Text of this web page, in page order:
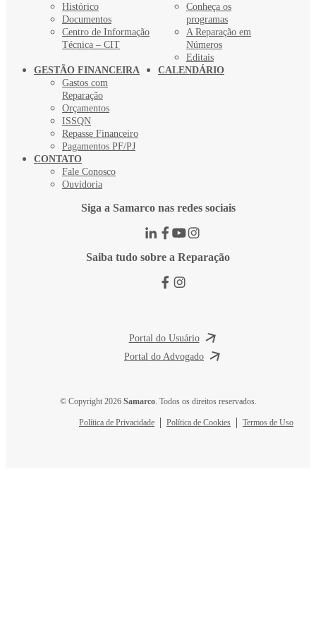
Histórico
Documentos
Centro de Informação
Técnica – CIT
Conheça os
programas
A Reparação em
Números
Editais
GESTÃO FINANCEIRA
Gastos com
Reparação
Orçamentos
ISSQN
Repasse Financeiro
Pagamentos PF/PJ
CALENDÁRIO
CONTATO
Fale Conosco
Ouvidoria
Siga a Samarco nas redes sociais
Saiba tudo sobre a Reparação
Portal do Usuário
Portal do Advogado
© Copyright 2026 Samarco. Todos os direitos reservados.
Política de Privacidade Política de Cookies Termos de Uso